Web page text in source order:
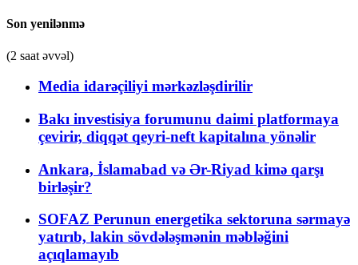
Son yenilənmə
(2 saat əvvəl)
Media idarəçiliyi mərkəzləşdirilir
Bakı investisiya forumunu daimi platformaya
çevirir, diqqət qeyri-neft kapitalına yönəlir
Ankara, İslamabad və Ər-Riyad kimə qarşı
birləşir?
SOFAZ Perunun energetika sektoruna sərmayə
yatırıb, lakin sövdələşmənin məbləğini
açıqlamayıb